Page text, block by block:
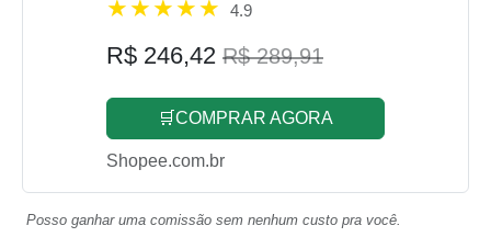
4.9
R$ 246,42 R$ 289,91
🛒COMPRAR AGORA
Shopee.com.br
Posso ganhar uma comissão sem nenhum custo pra você.